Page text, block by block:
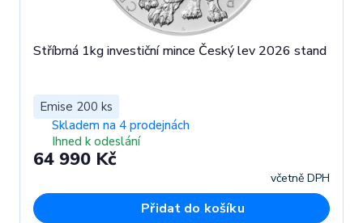
Stříbrná 1kg investiční mince Český lev 2026 stand
Emise 200 ks
Skladem na 4 prodejnách
Ihned k odeslání
64 990 Kč
včetně DPH
Přidat do košíku